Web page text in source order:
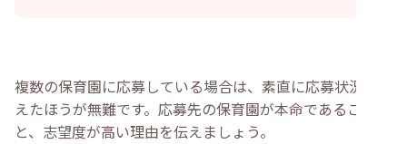
複数の保育園に応募している場合は、素直に応募状況を伝
えたほうが無難です。応募先の保育園が本命であること
と、志望度が高い理由を伝えましょう。